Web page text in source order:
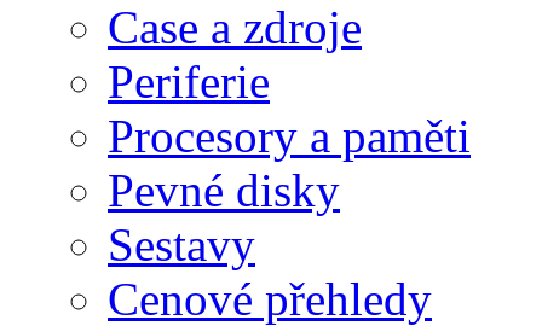
Case a zdroje
Periferie
Procesory a paměti
Pevné disky
Sestavy
Cenové přehledy